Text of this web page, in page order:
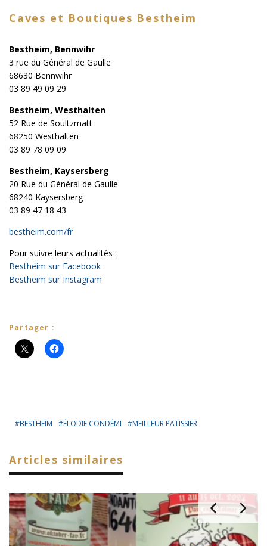
Caves et Boutiques Bestheim
Bestheim, Bennwihr
3 rue du Général de Gaulle
68630 Bennwihr
03 89 49 09 29
Bestheim, Westhalten
52 Rue de Soultzmatt
68250 Westhalten
03 89 78 09 09
Bestheim, Kaysersberg
20 Rue du Général de Gaulle
68240 Kaysersberg
03 89 47 18 43
bestheim.com/fr
Pour suivre leurs actualités :
Bestheim sur Facebook
Bestheim sur Instagram
Partager :
BESTHEIM ÉLODIE CONDÉMI MEILLEUR PATISSIER
Articles similaires